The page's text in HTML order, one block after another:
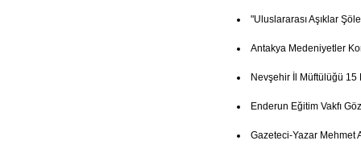
"Uluslararası Aşıklar
Antakya Medeniyetler
Nevşehir İl Müftülüğü
Enderun Eğitim Vakfı
Gazeteci-Yazar Mehmet